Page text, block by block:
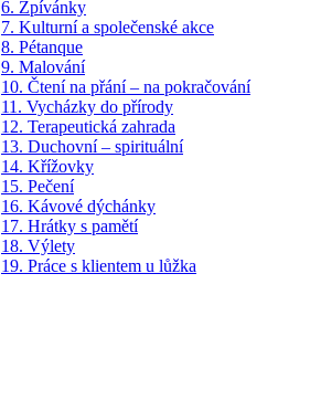
6. Zpívánky
7. Kulturní a společenské akce
8. Pétanque
9. Malování
10. Čtení na přání – na pokračování
11. Vycházky do přírody
12. Terapeutická zahrada
13. Duchovní – spirituální
14. Křížovky
15. Pečení
16. Kávové dýchánky
17. Hrátky s pamětí
18. Výlety
19. Práce s klientem u lůžka